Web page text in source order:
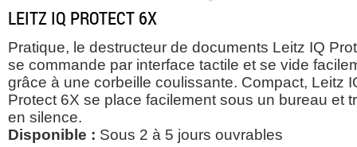
LEITZ IQ PROTECT 6X
Pratique, le destructeur de documents Leitz IQ
se commande par interface tactile et se vide
grâce à une corbeille coulissante. Compact, Leitz
Protect 6X se place facilement sous un bureau et
en silence.
Disponible : Sous 2 à 5 jours ouvrables